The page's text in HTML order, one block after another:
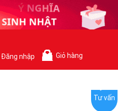
Đăng nhập Giỏ hàng
Tư vấn